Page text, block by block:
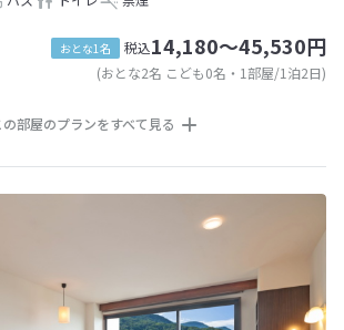
おとな1名 税込14,180～45,530円
(おとな2名 こども0名・1部屋/1泊2日)
の部屋のプランをすべて見る